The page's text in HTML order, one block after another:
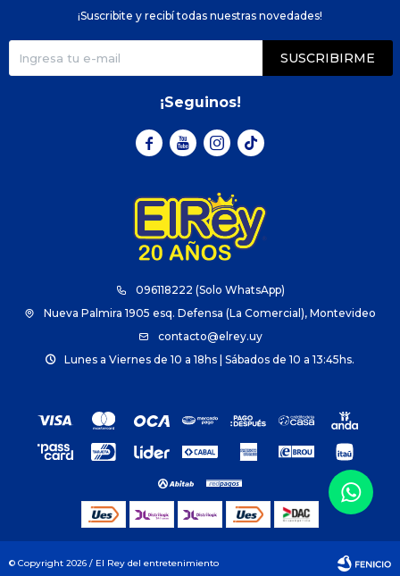
096118222 (Solo WhatsApp)
Nueva Palmira 1905 esq. Defensa (La Comercial), Montevideo
contacto@elrey.uy
Lunes a Viernes de 10 a 18hs | Sábados de 10 a 13:45hs.
¡Suscribite y recibí todas nuestras novedades!
SUSCRIBIRME
¡Seguinos!
  
© Copyright 2026 / El Rey del entretenimiento